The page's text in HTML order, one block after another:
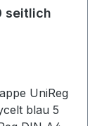
seitlich
UniReg
blau 5